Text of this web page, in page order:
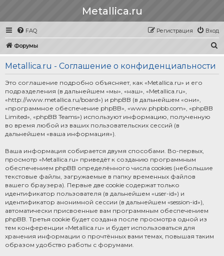
Metallica.ru
FAQ Вход
Регистрация
Форумы
Metallica.ru - Соглашение о конфиденциальности
Это соглашение подробно объясняет, как «Metallica.ru» и его
подразделения (в дальнейшем «мы», «наш», «Metallica.ru»,
«http://www.metallica.ru/board») и phpBB (в дальнейшем «они»,
«программное обеспечение phpBB», «www.phpbb.com», «phpBB
Limited», «phpBB Teams») используют информацию, полученную
во время любой из ваших пользовательских сессий (в
дальнейшем «ваша информация»).
Ваша информация собирается двумя способами. Во-первых,
просмотр «Metallica.ru» приведёт к созданию программным
обеспечением phpBB определённого числа cookies (небольшие
текстовые файлы, загружаемые в папку временных файлов
вашего браузера). Первые две cookie содержат только
идентификатор пользователя (в дальнейшем «user-id») и
идентификатор анонимной сессии (в дальнейшем «session-id»),
автоматически присвоенные вам программным обеспечением
phpBB. Третья cookie будет создана после просмотра одной из
тем конференции «Metallica.ru» и будет использоваться для
хранения информации о прочтённых вами темах, повышая таким
образом удобство работы с форумами.